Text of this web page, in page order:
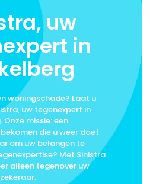
uw
in
woningschade? Laat u
uw tegenexpert in
Onze missie: een
die u weer doet
om uw belangen te
Met Sinistra
alleen tegenover uw